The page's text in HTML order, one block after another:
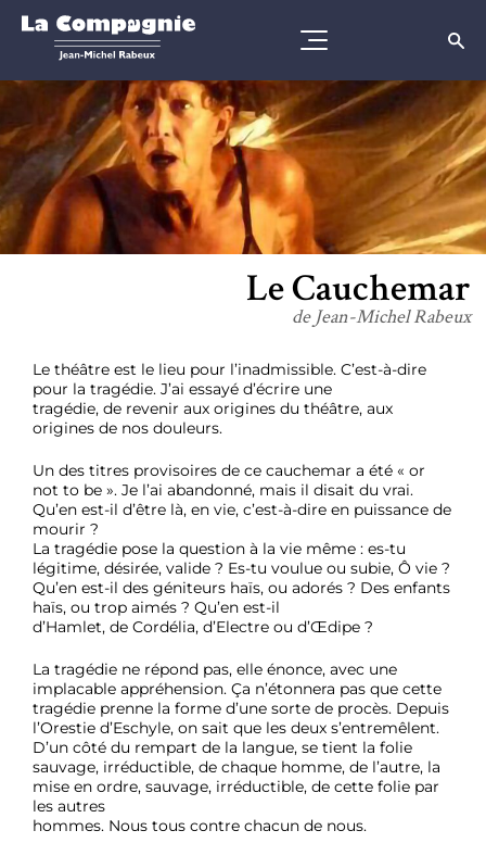
Le Cauchemar
de Jean-Michel Rabeux
Le théâtre est le lieu pour l’inadmissible. C’est-à-dire
pour la tragédie. J’ai essayé d’écrire une
tragédie, de revenir aux origines du théâtre, aux
origines de nos douleurs.
Un des titres provisoires de ce cauchemar a été « or
not to be ». Je l’ai abandonné, mais il disait du vrai.
Qu’en est-il d’être là, en vie, c’est-à-dire en puissance de
mourir ?
La tragédie pose la question à la vie même : es-tu
légitime, désirée, valide ? Es-tu voulue ou subie, Ô vie ?
Qu’en est-il des géniteurs haïs, ou adorés ? Des enfants
haïs, ou trop aimés ? Qu’en est-il
d’Hamlet, de Cordélia, d’Electre ou d’Œdipe ?
La tragédie ne répond pas, elle énonce, avec une
implacable appréhension. Ça n’étonnera pas que cette
tragédie prenne la forme d’une sorte de procès. Depuis
l’Orestie d’Eschyle, on sait que les deux s’entremêlent.
D’un côté du rempart de la langue, se tient la folie
sauvage, irréductible, de chaque homme, de l’autre, la
mise en ordre, sauvage, irréductible, de cette folie par
les autres
hommes. Nous tous contre chacun de nous.